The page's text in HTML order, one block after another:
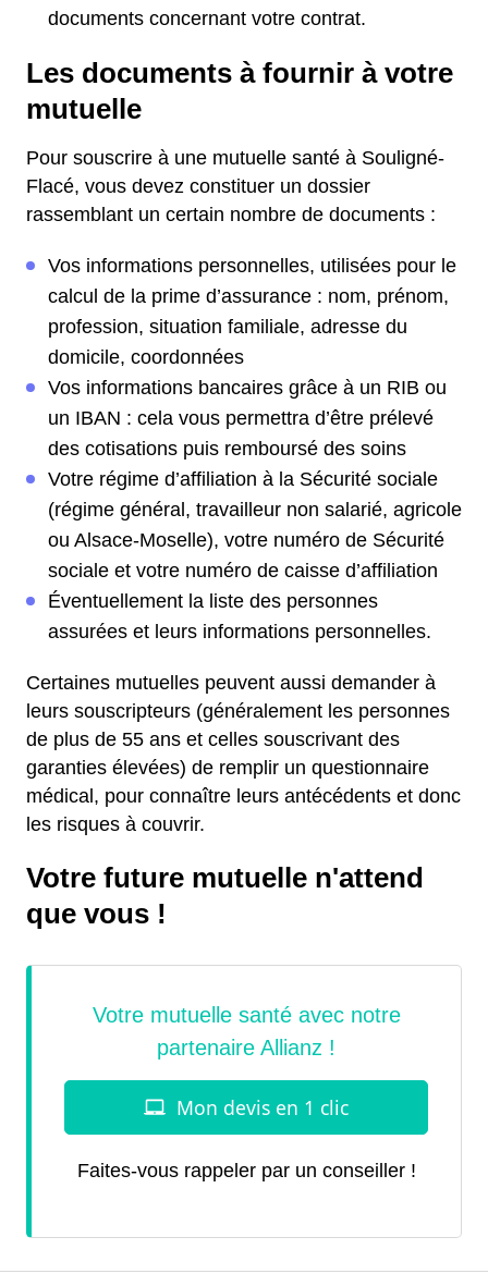
documents concernant votre contrat.
Les documents à fournir à votre
mutuelle
Pour souscrire à une mutuelle santé à Souligné-
Flacé, vous devez constituer un dossier
rassemblant un certain nombre de documents :
Vos informations personnelles, utilisées pour le
calcul de la prime d’assurance : nom, prénom,
profession, situation familiale, adresse du
domicile, coordonnées
Vos informations bancaires grâce à un RIB ou
un IBAN : cela vous permettra d’être prélevé
des cotisations puis remboursé des soins
Votre régime d’affiliation à la Sécurité sociale
(régime général, travailleur non salarié, agricole
ou Alsace-Moselle), votre numéro de Sécurité
sociale et votre numéro de caisse d’affiliation
Éventuellement la liste des personnes
assurées et leurs informations personnelles.
Certaines mutuelles peuvent aussi demander à
leurs souscripteurs (généralement les personnes
de plus de 55 ans et celles souscrivant des
garanties élevées) de remplir un questionnaire
médical, pour connaître leurs antécédents et donc
les risques à couvrir.
Votre future mutuelle n'attend
que vous !
Faites-vous rappeler par un conseiller !